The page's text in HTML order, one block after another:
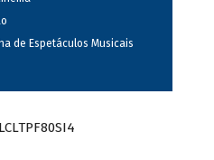
de Espetáculos Musicais